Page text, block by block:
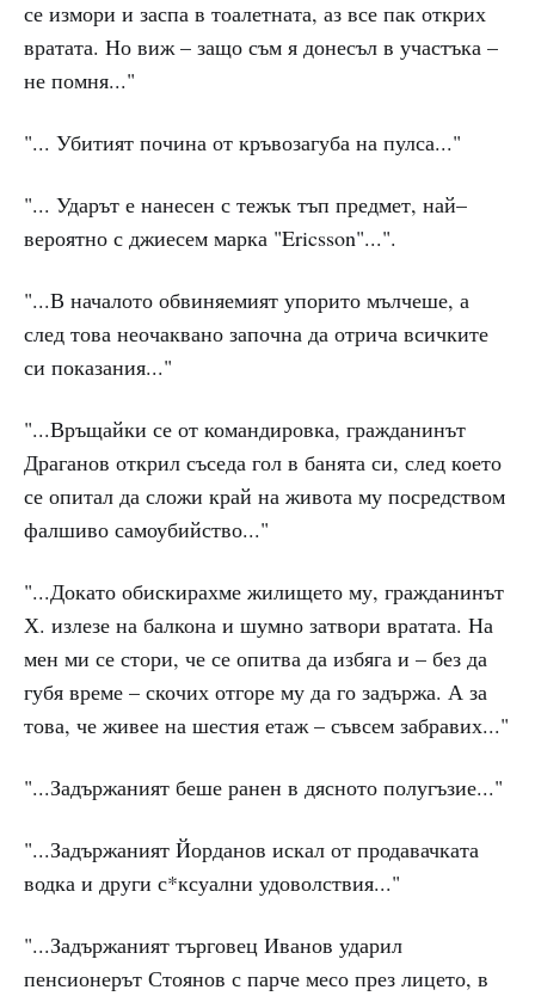
се измори и заспа в тоалетната, аз все пак открих
вратата. Но виж – защо съм я донесъл в участъка –
не помня..."
"... Убитият почина от кръвозагуба на пулса..."
"... Ударът е нанесен с тежък тъп предмет, най–
вероятно с джиесем марка "Ericsson"...".
"...В началото обвиняемият упорито мълчеше, а
след това неочаквано започна да отрича всичките
си показания..."
"...Връщайки се от командировка, гражданинът
Драганов открил съседа гол в банята си, след което
се опитал да сложи край на живота му посредством
фалшиво самоубийство..."
"...Докато обискирахме жилището му, гражданинът
Х. излезе на балкона и шумно затвори вратата. На
мен ми се стори, че се опитва да избяга и – без да
губя време – скочих отгоре му да го задържа. А за
това, че живее на шестия етаж – съвсем забравих..."
"...Задържаният беше ранен в дясното полугъзие..."
"...Задържаният Йорданов искал от продавачката
водка и други с*ксуални удоволствия..."
"...Задържаният търговец Иванов ударил
пенсионерът Стоянов с парче месо през лицето, в